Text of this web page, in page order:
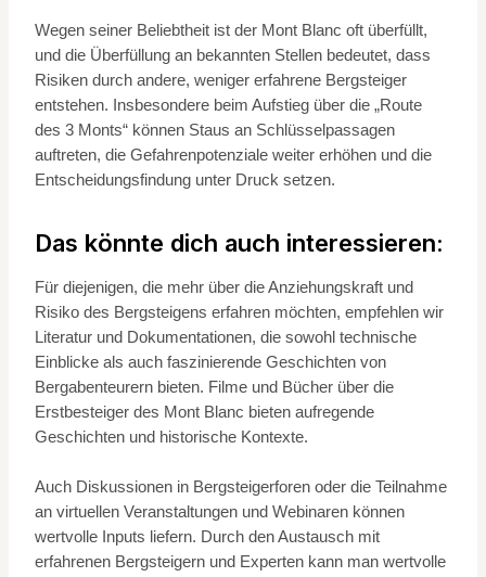
Wegen seiner Beliebtheit ist der Mont Blanc oft überfüllt,
und die Überfüllung an bekannten Stellen bedeutet, dass
Risiken durch andere, weniger erfahrene Bergsteiger
entstehen. Insbesondere beim Aufstieg über die „Route
des 3 Monts“ können Staus an Schlüsselpassagen
auftreten, die Gefahrenpotenziale weiter erhöhen und die
Entscheidungsfindung unter Druck setzen.
Das könnte dich auch interessieren:
Für diejenigen, die mehr über die Anziehungskraft und
Risiko des Bergsteigens erfahren möchten, empfehlen wir
Literatur und Dokumentationen, die sowohl technische
Einblicke als auch faszinierende Geschichten von
Bergabenteurern bieten. Filme und Bücher über die
Erstbesteiger des Mont Blanc bieten aufregende
Geschichten und historische Kontexte.
Auch Diskussionen in Bergsteigerforen oder die Teilnahme
an virtuellen Veranstaltungen und Webinaren können
wertvolle Inputs liefern. Durch den Austausch mit
erfahrenen Bergsteigern und Experten kann man wertvolle